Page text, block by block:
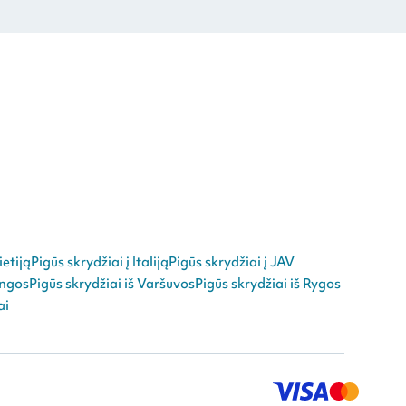
Pigūs skrydžiai į ItalijąPigūs skrydžiai į JAV
Pigūs skrydžiai iš VaršuvosPigūs skrydžiai iš Rygos